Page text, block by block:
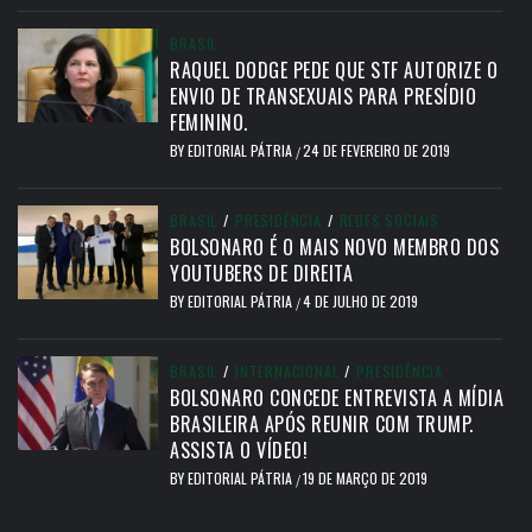
BRASIL
RAQUEL DODGE PEDE QUE STF AUTORIZE O
ENVIO DE TRANSEXUAIS PARA PRESÍDIO
FEMININO.
BYEDITORIAL PÁTRIA /24 DE FEVEREIRO DE 2019
BRASIL / PRESIDÊNCIA / REDES SOCIAIS
BOLSONARO É O MAIS NOVO MEMBRO DOS
YOUTUBERS DE DIREITA
BYEDITORIAL PÁTRIA /4 DE JULHO DE 2019
BRASIL / INTERNACIONAL / PRESIDÊNCIA
BOLSONARO CONCEDE ENTREVISTA A MÍDIA
BRASILEIRA APÓS REUNIR COM TRUMP.
ASSISTA O VÍDEO!
BYEDITORIAL PÁTRIA /19 DE MARÇO DE 2019